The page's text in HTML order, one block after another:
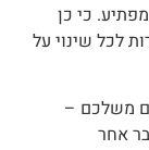
כי כן
לכל שינוי על
משלכם –
אחר